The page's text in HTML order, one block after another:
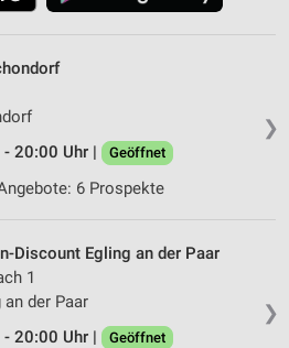
❯
20:00 Uhr |
Geöffnet
6 Prospekte
❯
Discount Egling an der Paar
1
an der Paar
20:00 Uhr |
Geöffnet